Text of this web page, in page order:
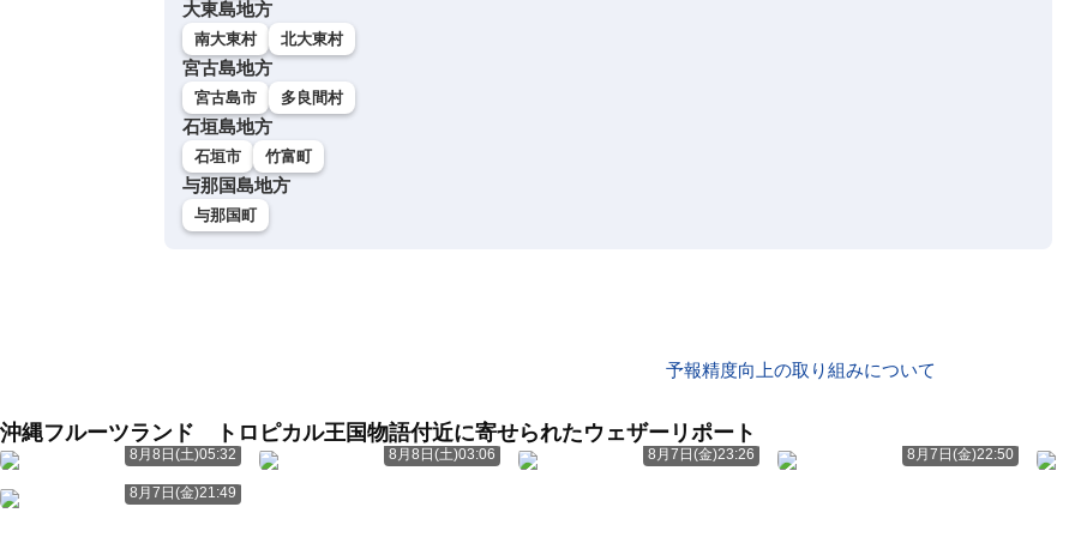
大東島地方
南大東村 北大東村
宮古島地方
宮古島市 多良間村
石垣島地方
石垣市 竹富町
与那国島地方
与那国町
予報精度向上の取り組みについて
沖縄フルーツランド トロピカル王国物語付近に寄せられたウェザーリポート
8月8日(土)05:32 8月8日(土)03:06 8月7日(金)23:26 8月7日(金)22:50
8月7日(金)21:49